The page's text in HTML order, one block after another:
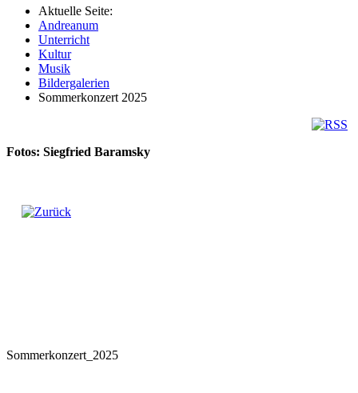
Aktuelle Seite:
Andreanum
Unterricht
Kultur
Musik
Bildergalerien
Sommerkonzert 2025
Fotos: Siegfried Baramsky
Sommerkonzert_2025